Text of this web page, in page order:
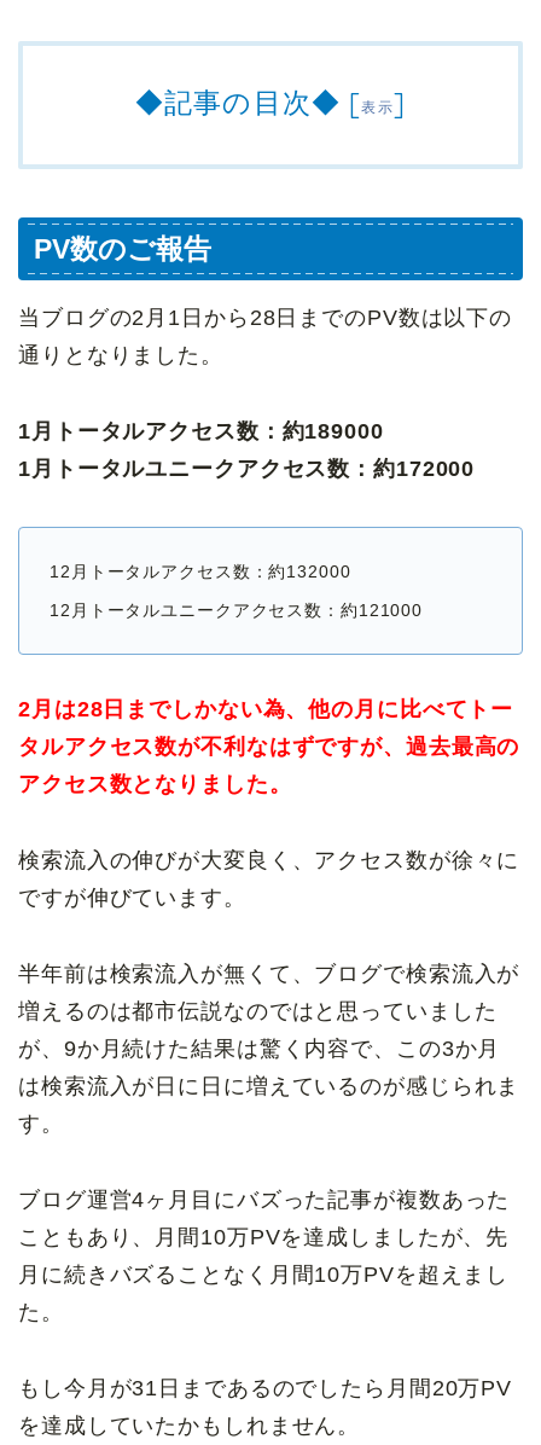
◆記事の目次◆ [表示]
PV数のご報告
当ブログの2月1日から28日までのPV数は以下の
通りとなりました。
1月トータルアクセス数：約189000
1月トータルユニークアクセス数：約172000
12月トータルアクセス数：約132000
12月トータルユニークアクセス数：約121000
2月は28日までしかない為、他の月に比べてトー
タルアクセス数が不利なはずですが、過去最高の
アクセス数となりました。
検索流入の伸びが大変良く、アクセス数が徐々に
ですが伸びています。
半年前は検索流入が無くて、ブログで検索流入が
増えるのは都市伝説なのではと思っていました
が、9か月続けた結果は驚く内容で、この3か月
は検索流入が日に日に増えているのが感じられま
す。
ブログ運営4ヶ月目にバズった記事が複数あった
こともあり、月間10万PVを達成しましたが、先
月に続きバズることなく月間10万PVを超えまし
た。
もし今月が31日まであるのでしたら月間20万PV
を達成していたかもしれません。